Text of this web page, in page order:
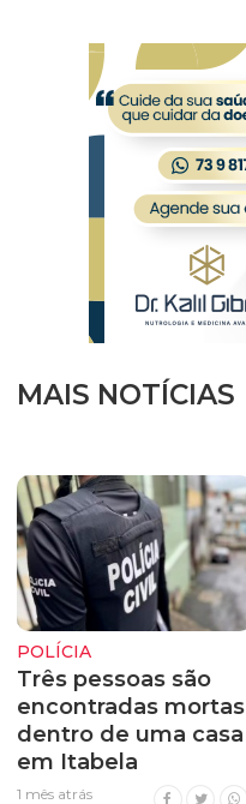
MAIS NOTÍCIAS
POLÍCIA
Três pessoas são
encontradas mortas
dentro de uma casa
em Itabela
1 mês atrás